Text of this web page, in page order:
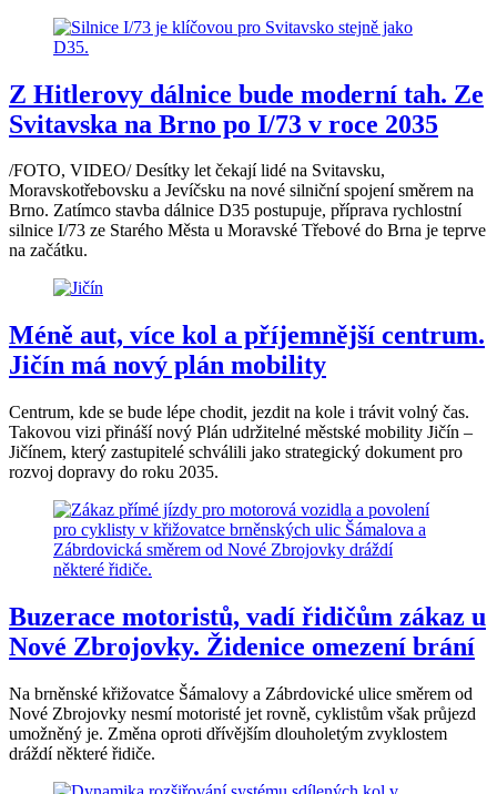
Z Hitlerovy dálnice bude moderní tah. Ze
Svitavska na Brno po I/73 v roce 2035
/FOTO, VIDEO/ Desítky let čekají lidé na Svitavsku,
Moravskotřebovsku a Jevíčsku na nové silniční spojení směrem na
Brno. Zatímco stavba dálnice D35 postupuje, příprava rychlostní
silnice I/73 ze Starého Města u Moravské Třebové do Brna je teprve
na začátku.
Méně aut, více kol a příjemnější centrum.
Jičín má nový plán mobility
Centrum, kde se bude lépe chodit, jezdit na kole i trávit volný čas.
Takovou vizi přináší nový Plán udržitelné městské mobility Jičín –
Jičínem, který zastupitelé schválili jako strategický dokument pro
rozvoj dopravy do roku 2035.
Buzerace motoristů, vadí řidičům zákaz u
Nové Zbrojovky. Židenice omezení brání
Na brněnské křižovatce Šámalovy a Zábrdovické ulice směrem od
Nové Zbrojovky nesmí motoristé jet rovně, cyklistům však průjezd
umožněný je. Změna oproti dřívějším dlouholetým zvyklostem
dráždí některé řidiče.